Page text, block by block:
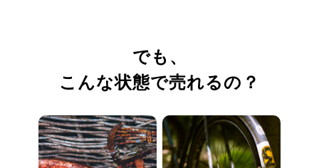
でも、
こんな状態で売れるの？